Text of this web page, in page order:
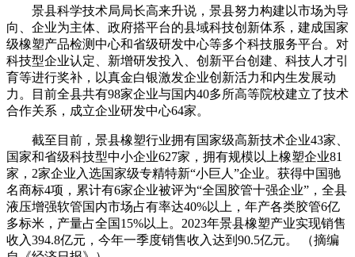
景县科学技术局局长高来升说，景县努力构建以市场为导
向、企业为主体、政府搭平台的县域科技创新体系，建成国家
级橡塑产品检测中心和省级研发中心等多个科技服务平台。对
科技型企业认定、新增研发投入、创新平台创建、科技人才引
育等进行奖补，以真金白银激发企业创新活力和内生发展动
力。目前全县共有98家企业与国内40多所高等院校建立了技术
合作关系，成立企业研发中心64家。
截至目前，景县橡塑行业拥有国家级高新技术企业43家、
国家和省级科技型中小企业627家，拥有规模以上橡塑企业81
家，2家企业入选国家级专精特新“小巨人”企业。获得中国驰
名商标4项，累计有6家企业被评为“全国胶管十强企业”，全县
液压增强软管国内市场占有率达40%以上，年产各类胶管6亿
多标米，产量占全国15%以上。2023年景县橡塑产业实现销售
收入394.8亿元，今年一季度销售收入达到90.5亿元。 （摘编